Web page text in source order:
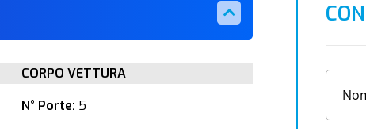
CORPO VETTURA
N° Porte: 5